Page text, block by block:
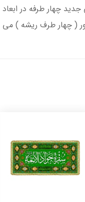
جدید چهار طرفه در
( چهار طرف ریشه )